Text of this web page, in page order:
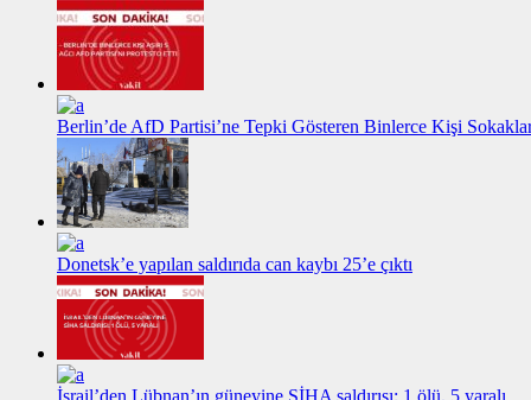
Berlin’de AfD Partisi’ne Tepki Gösteren Binlerce Kişi
Donetsk’e yapılan saldırıda can kaybı 25’e çıktı
İsrail’den Lübnan’ın güneyine SİHA saldırısı: 1 ölü, 5 yaralı